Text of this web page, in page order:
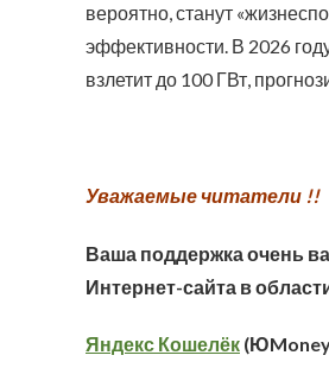
вероятно, станут
эффективности. В 2026
взлетит до 100 ГВт,
Уважаемые читатели !!
Ваша поддержка очень
Интернет-сайта в
Яндекс Кошелёк